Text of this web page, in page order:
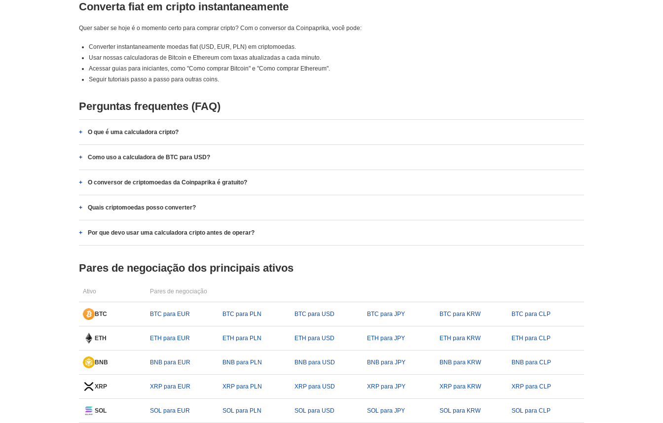
Converta fiat em cripto instantaneamente
Quer saber se hoje é o momento certo para comprar cripto? Com o conversor da Coinpaprika, você pode:
Converter instantaneamente moedas fiat (USD, EUR, PLN) em criptomoedas.
Usar nossas calculadoras de Bitcoin e Ethereum com taxas atualizadas a cada minuto.
Acessar guias para iniciantes, como "Como comprar Bitcoin" e "Como comprar Ethereum".
Seguir tutoriais passo a passo para outras coins.
Perguntas frequentes (FAQ)
O que é uma calculadora cripto?
Como uso a calculadora de BTC para USD?
O conversor de criptomoedas da Coinpaprika é gratuito?
Quais criptomoedas posso converter?
Por que devo usar uma calculadora cripto antes de operar?
Pares de negociação dos principais ativos
Ativo Pares de negociação
BTC BTC para EUR BTC para PLN BTC para USD BTC para JPY BTC para KRW BTC para CLP
ETH ETH para EUR ETH para PLN ETH para USD ETH para JPY ETH para KRW ETH para CLP
BNB BNB para EUR BNB para PLN BNB para USD BNB para JPY BNB para KRW BNB para CLP
XRP XRP para EUR XRP para PLN XRP para USD XRP para JPY XRP para KRW XRP para CLP
SOL SOL para EUR SOL para PLN SOL para USD SOL para JPY SOL para KRW SOL para CLP